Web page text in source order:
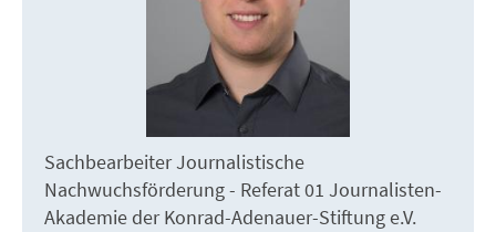
Sachbearbeiter Journalistische
Nachwuchsförderung - Referat 01 Journalisten-
Akademie der Konrad-Adenauer-Stiftung e.V.